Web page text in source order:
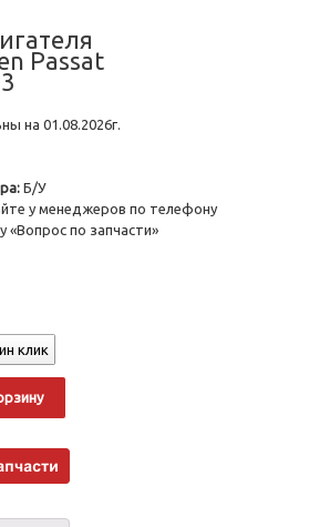
Passat
на 01.08.2026г.
Б/У
у менеджеров по телефону
«Вопрос по запчасти»
клик